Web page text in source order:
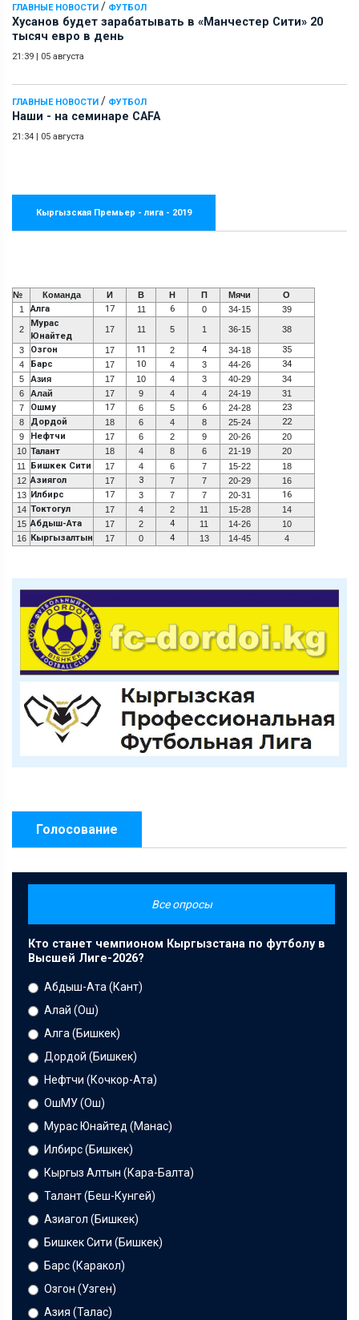
ГЛАВНЫЕ НОВОСТИ / ФУТБОЛ
Хусанов будет зарабатывать в «Манчестер Сити» 20
тысяч евро в день
21:39 | 05 августа
ГЛАВНЫЕ НОВОСТИ / ФУТБОЛ
Наши - на семинаре СAFA
21:34 | 05 августа
Кыргызская Премьер - лига - 2019
№ Команда И В Н П Мячи
О
1
Алга 17 11 6 0 34-15 39
2
Мурас
Юнайтед
17 11 5 1 36-15 38
3 Озгон 17 11 2 4 34-18 35
4 Барс 17 10 4 3 44-26 34
5 Азия 17 10 4 3 40-29
34
6
Алай 17 9 4 4 24-19
31
7
Ошму 17 6 5 6 24-28 23
8 Дордой 18 6 4 8 25-24 22
9 Нефтчи 17 6 2 9 20-26
20
10 Талант 18 4 8 6 21-19
20
11
Бишкек Сити 17 4 6 7 15-22
18
12 Азиягол 17 3 7 7 20-29
16
13 Илбирс 17 3 7 7 20-31 16
14 Токтогул 17 4 2 11 15-28
14
15 Абдыш-Ата 17 2 4 11 14-26
10
16 Кыргызалтын 17 0 4 13 14-45 4
Голосование
Все опросы
Кто станет чемпионом Кыргызстана по футболу в
Высшей Лиге-2026?
Абдыш-Ата (Кант)
Алай (Ош)
Алга (Бишкек)
Дордой (Бишкек)
Нефтчи (Кочкор-Ата)
ОшМУ (Ош)
Мурас Юнайтед (Манас)
Илбирс (Бишкек)
Кыргыз Алтын (Кара-Балта)
Талант (Беш-Кунгей)
Азиагол (Бишкек)
Бишкек Сити (Бишкек)
Барс (Каракол)
Озгон (Узген)
Азия (Талас)